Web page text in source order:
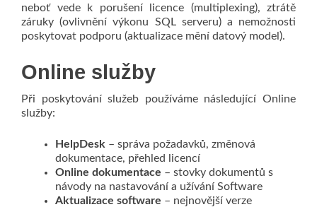
neboť vede k porušení licence (multiplexing), ztrátě
záruky (ovlivnění výkonu SQL serveru) a nemožnosti
poskytovat podporu (aktualizace mění datový model).
Online služby
Při poskytování služeb používáme následující Online
služby:
HelpDesk – správa požadavků, změnová
dokumentace, přehled licencí
Online dokumentace – stovky dokumentů s
návody na nastavování a užívání Software
Aktualizace software – nejnovější verze